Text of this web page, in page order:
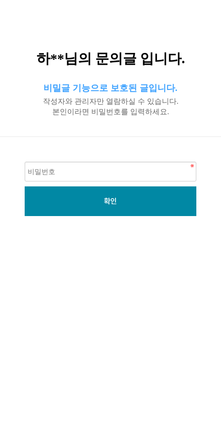
하**님의 문의글 입니다.
비밀글 기능으로 보호된 글입니다.
작성자와 관리자만 열람하실 수 있습니다.
본인이라면 비밀번호를 입력하세요.